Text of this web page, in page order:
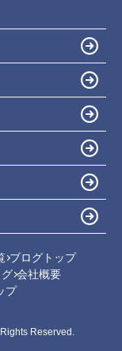
ブログトップ
会社概要
プ
Reserved.